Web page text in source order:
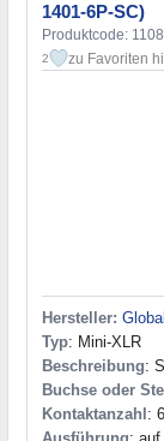
1401-6P-SC)
Produktcode:
2 zu Favoriten
Hersteller:
Typ: Mini-XLR
Beschreibung:
Buchse oder
Kontaktanzahl : 6